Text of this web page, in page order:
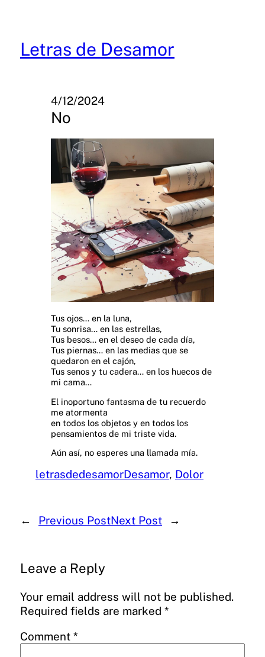
content
Letras de Desamor
4/12/2024
No
Tus ojos… en la luna,
Tu sonrisa… en las estrellas,
Tus besos… en el deseo de cada día,
Tus piernas… en las medias que se
quedaron en el cajón,
Tus senos y tu cadera… en los huecos de
mi cama…
El inoportuno fantasma de tu recuerdo
me atormenta
en todos los objetos y en todos los
pensamientos de mi triste vida.
Aún así, no esperes una llamada mía.
letrasdedesamorDesamor, Dolor
← Previous PostNext Post →
Leave a Reply
Your email address will not be published.
Required fields are marked *
Comment *